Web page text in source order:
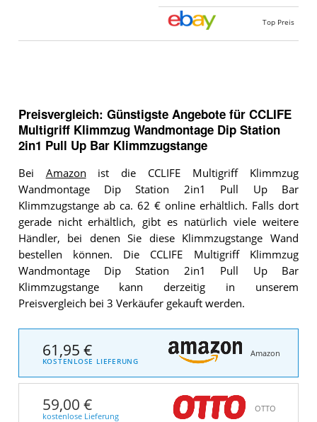
Top Preis
Preisvergleich: Günstigste Angebote für CCLIFE
Multigriff Klimmzug Wandmontage Dip Station
2in1 Pull Up Bar Klimmzugstange
Bei Amazon ist die CCLIFE Multigriff Klimmzug
Wandmontage Dip Station 2in1 Pull Up Bar
Klimmzugstange ab ca. 62 € online erhältlich. Falls dort
gerade nicht erhältlich, gibt es natürlich viele weitere
Händler, bei denen Sie diese Klimmzugstange Wand
bestellen können. Die CCLIFE Multigriff Klimmzug
Wandmontage Dip Station 2in1 Pull Up Bar
Klimmzugstange kann derzeitig in unserem
Preisvergleich bei 3 Verkäufer gekauft werden.
61,95 €
KOSTENLOSE LIEFERUNG
Amazon
59,00 €
kostenlose Lieferung
OTTO